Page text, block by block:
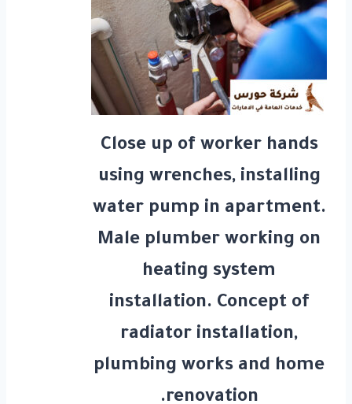
Close up of worker hands
using wrenches, installing
water pump in apartment.
Male plumber working on
heating system
installation. Concept of
radiator installation,
plumbing works and home
renovation.